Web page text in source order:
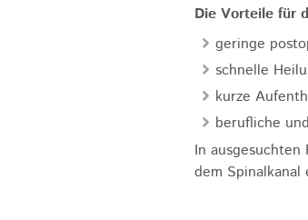
Die Vorteile für
geringe
schnelle
kurze
berufliche
In
dem